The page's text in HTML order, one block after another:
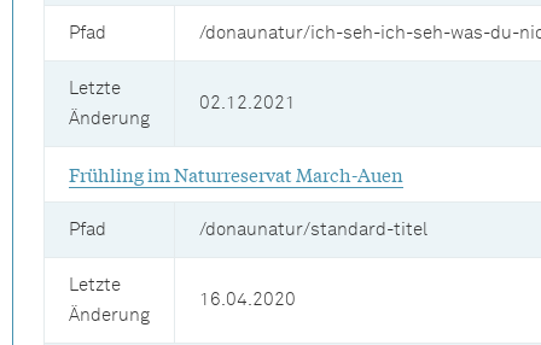
Pfad /donaunatur/ich-seh-ich-seh-was-du-
Letzte
Änderung
02.12.2021
Frühling im Naturreservat March-Auen
Pfad /donaunatur/standard-titel
Letzte
Änderung
16.04.2020